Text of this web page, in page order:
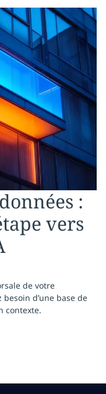
:
vers
de votre
d’une base de
contexte.